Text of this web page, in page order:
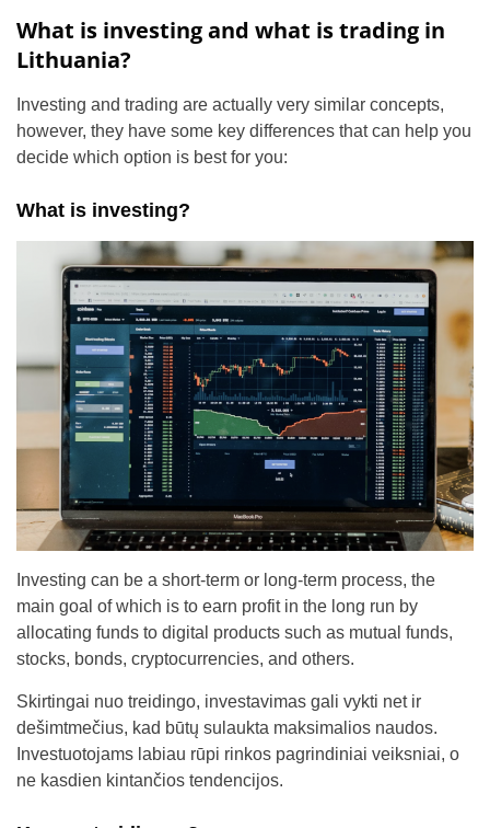
What is investing and what is trading in
Lithuania?
Investing and trading are actually very similar concepts,
however, they have some key differences that can help you
decide which option is best for you:
What is investing?
Investing can be a short-term or long-term process, the
main goal of which is to earn profit in the long run by
allocating funds to digital products such as mutual funds,
stocks, bonds, cryptocurrencies, and others.
Skirtingai nuo treidingo, investavimas gali vykti net ir
dešimtmečius, kad būtų sulaukta maksimalios naudos.
Investuotojams labiau rūpi rinkos pagrindiniai veiksniai, o
ne kasdien kintančios tendencijos.